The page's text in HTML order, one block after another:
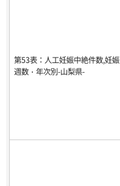
第53表：人工妊娠中絶件数,妊娠
週数・年次別-山梨県-